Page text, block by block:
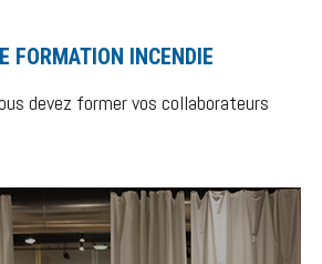
FORMATION INCENDIE
devez former vos collaborateurs